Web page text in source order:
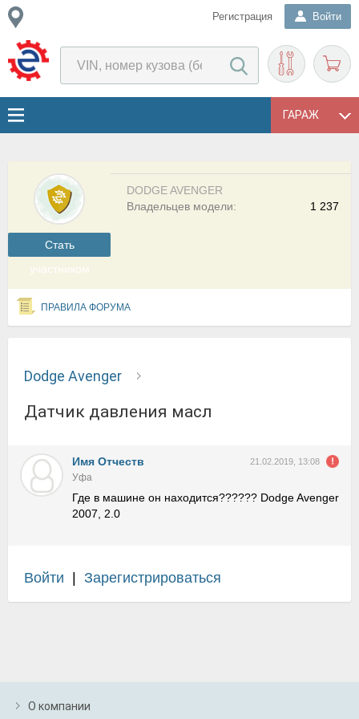
Регистрация Войти
ГАРАЖ
Cтать
участником
DODGE AVENGER
1 237
Владельцев модели:
ПРАВИЛА ФОРУМА
Dodge Avenger
Датчик давления масл
Имя Отчеств 21.02.2019, 13:08
Уфа
Где в машине он находится?????? Dodge Avenger
2007, 2.0
Войти Зарегистрироваться
О компании